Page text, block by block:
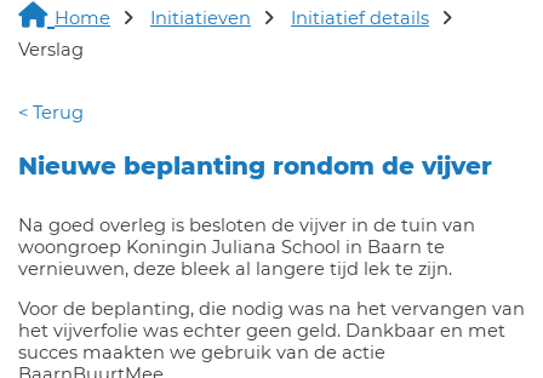
Home Initiatieven
Initiatief details
Verslag
< Terug
Nieuwe beplanting rondom de vijver
Na goed overleg is besloten de vijver in de tuin van
woongroep Koningin Juliana School in Baarn te
vernieuwen, deze bleek al langere tijd lek te zijn.
Voor de beplanting, die nodig was na het vervangen van
het vijverfolie was echter geen geld. Dankbaar en met
succes maakten we gebruik van de actie